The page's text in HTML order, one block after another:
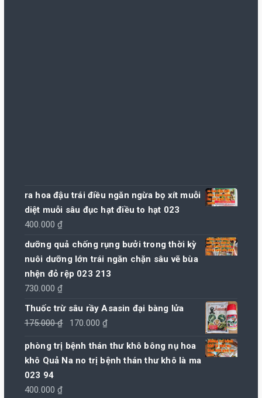
ra hoa đậu trái điều ngăn ngừa bọ xít muỗi
diệt muỗi sâu đục hạt điều to hạt 023
400.000₫
dưỡng quả chống rụng bưởi trong thời kỳ
nuôi dưỡng lớn trái ngăn chặn sâu vẽ bùa
nhện đỏ rệp 023 213
730.000₫
Thuốc trừ sâu rầy Asasin đại bàng lửa
175.000₫
Giá
là:
175.000 ₫.
170.000₫
tại
là:
phòng trị bệnh thán thư khô bông nụ hoa
khô Quả Na no trị bệnh thán thư khô là ma
023 94
400.000₫